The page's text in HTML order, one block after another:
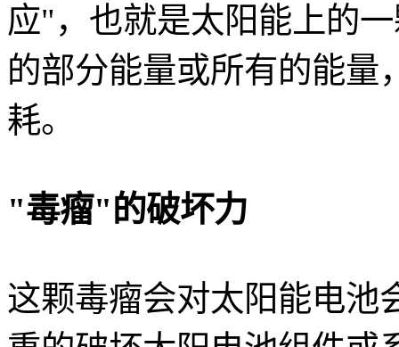
应"，也就是太阳能上的
的部分能量或所有的能量
耗。
"毒瘤"的破坏力
这颗毒瘤会对太阳能电池